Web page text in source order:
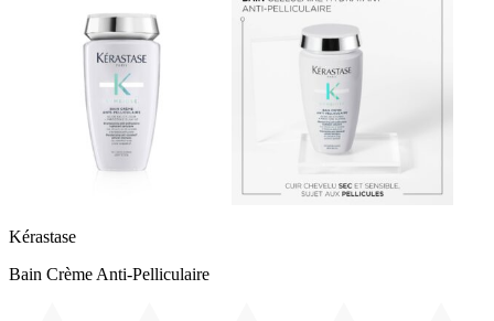
Kérastase
Bain Crème Anti-Pelliculaire